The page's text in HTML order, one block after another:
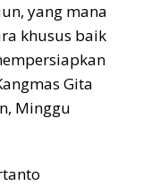
yang mana
khusus baik
Gita
Minggu